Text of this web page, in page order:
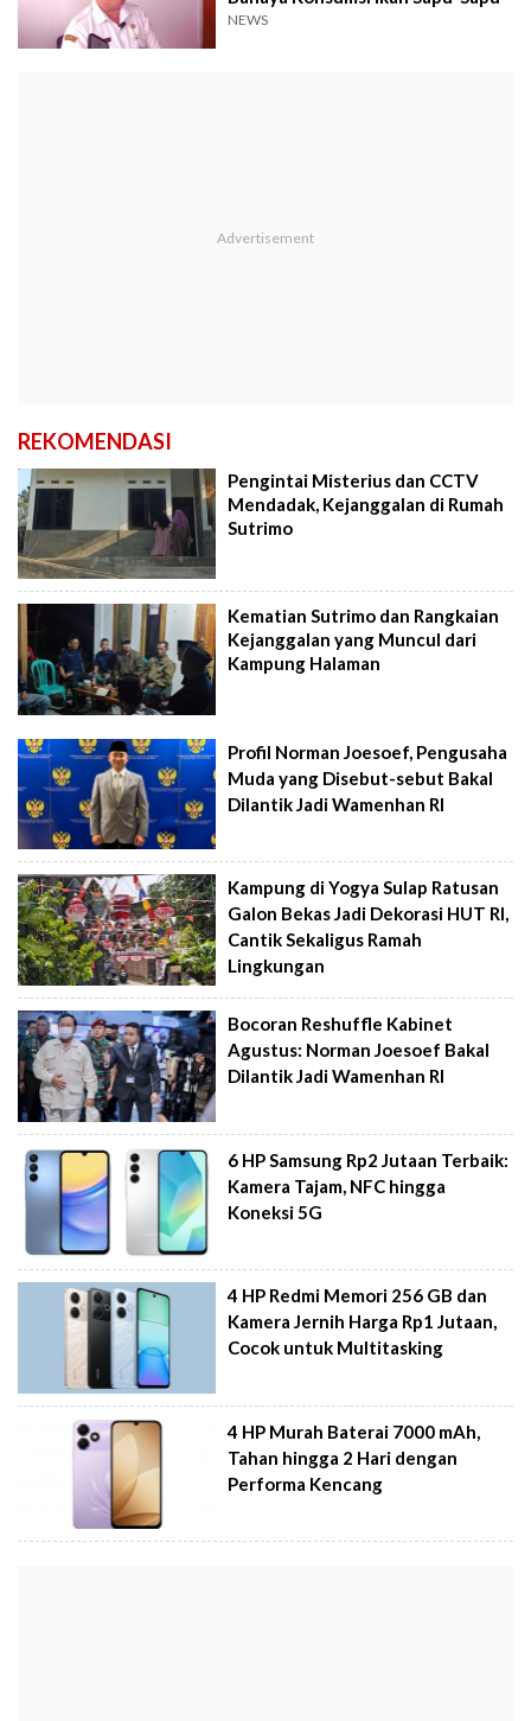
NEWS
REKOMENDASI
Pengintai Misterius dan CCTV
Mendadak, Kejanggalan di Rumah
Sutrimo
Kematian Sutrimo dan Rangkaian
Kejanggalan yang Muncul dari
Kampung Halaman
Profil Norman Joesoef, Pengusaha
Muda yang Disebut-sebut Bakal
Dilantik Jadi Wamenhan RI
Kampung di Yogya Sulap Ratusan
Galon Bekas Jadi Dekorasi HUT RI,
Cantik Sekaligus Ramah
Lingkungan
Bocoran Reshuffle Kabinet
Agustus: Norman Joesoef Bakal
Dilantik Jadi Wamenhan RI
6 HP Samsung Rp2 Jutaan Terbaik:
Kamera Tajam, NFC hingga
Koneksi 5G
4 HP Redmi Memori 256 GB dan
Kamera Jernih Harga Rp1 Jutaan,
Cocok untuk Multitasking
4 HP Murah Baterai 7000 mAh,
Tahan hingga 2 Hari dengan
Performa Kencang